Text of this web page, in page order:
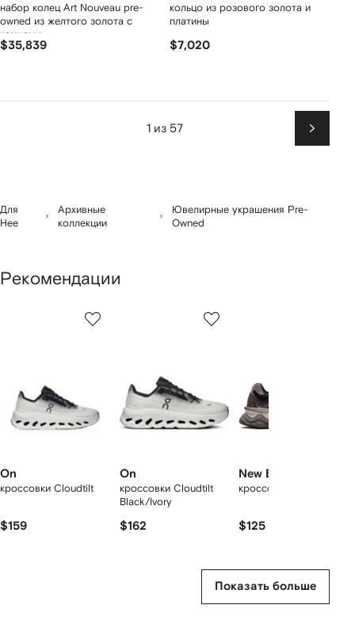
набор колец Art Nouveau pre-
owned из желтого золота с
камнями
$35,839
кольцо из розового золота и
платины
$7,020
1 из 57
Вперед
Для
Нее
Архивные
коллекции
Ювелирные украшения Pre-
Owned
Рекомендации
On
кроссовки Cloudtilt
$159
On
кроссовки Cloudtilt
Black/Ivory
$162
New Balance
кроссовки 9060
$125
Показать больше